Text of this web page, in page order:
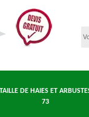
TAILLE DE HAIES ET
73